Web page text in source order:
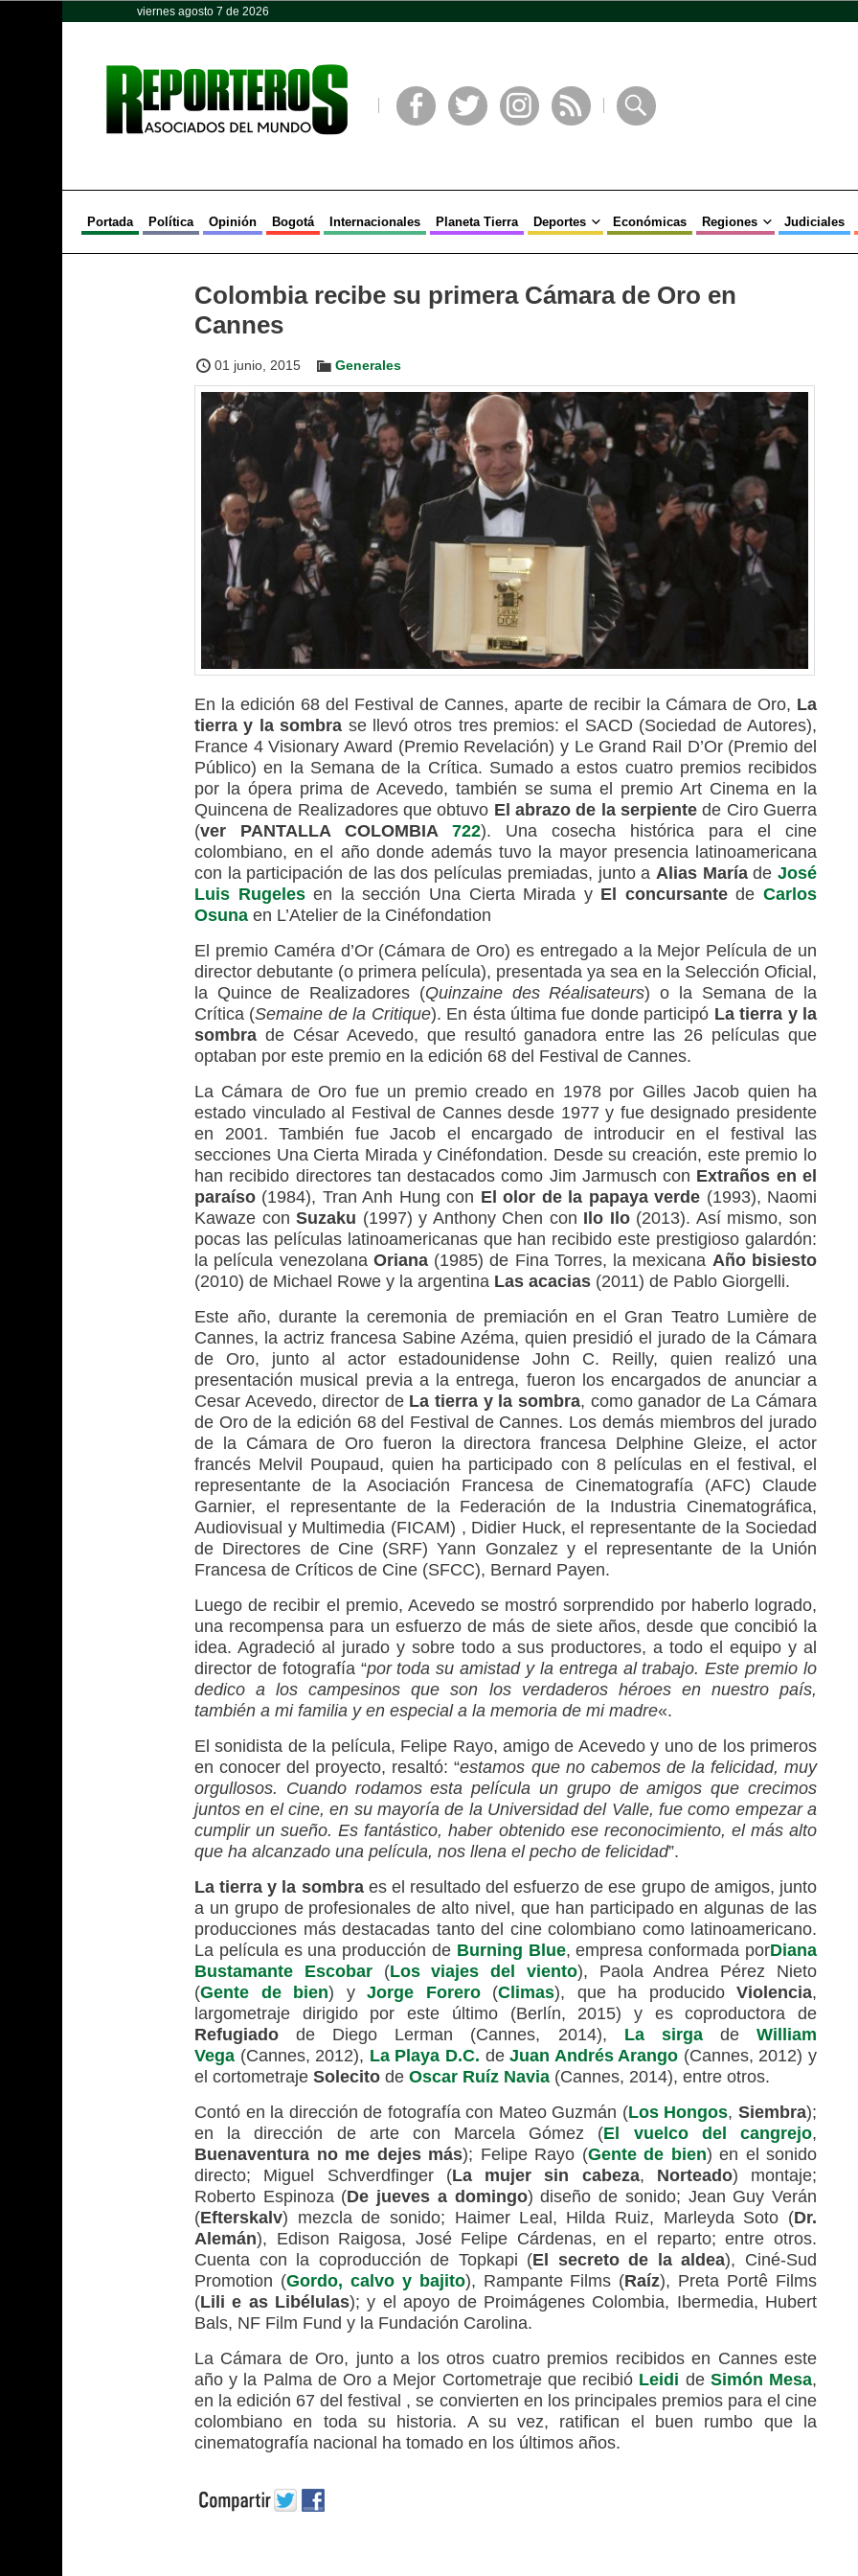
viernes agosto 7 de 2026
Portada Política Opinión Bogotá Internacionales Planeta Tierra Deportes Económicas Regiones Judiciales
Colombia recibe su primera Cámara de Oro en
Cannes
01 junio, 2015 Generales
En la edición 68 del Festival de Cannes, aparte de recibir la Cámara de Oro, La
tierra y la sombra se llevó otros tres premios: el SACD (Sociedad de Autores),
France 4 Visionary Award (Premio Revelación) y Le Grand Rail D’Or (Premio del
Público) en la Semana de la Crítica. Sumado a estos cuatro premios recibidos
por la ópera prima de Acevedo, también se suma el premio Art Cinema en la
Quincena de Realizadores que obtuvo El abrazo de la serpiente de Ciro Guerra
(ver PANTALLA COLOMBIA 722). Una cosecha histórica para el cine
colombiano, en el año donde además tuvo la mayor presencia latinoamericana
con la participación de las dos películas premiadas, junto a Alias MaríadeJosé
Luis Rugelesen la sección Una Cierta Mirada y El concursantedeCarlos
Osuna en L’Atelier de la Cinéfondation
El premio Caméra d’Or (Cámara de Oro) es entregado a la Mejor Película de un
director debutante (o primera película), presentada ya sea en la Selección Oficial,
la Quince de Realizadores (Quinzaine des Réalisateurs) o la Semana de la
Crítica (Semaine de la Critique). En ésta última fue donde participó La tierra y la
sombra de César Acevedo, que resultó ganadora entre las 26 películas que
optaban por este premio en la edición 68 del Festival de Cannes.
La Cámara de Oro fue un premio creado en 1978 por Gilles Jacob quien ha
estado vinculado al Festival de Cannes desde 1977 y fue designado presidente
en 2001. También fue Jacob el encargado de introducir en el festival las
secciones Una Cierta Mirada y Cinéfondation. Desde su creación, este premio lo
han recibido directores tan destacados como Jim Jarmusch con Extraños en el
paraíso (1984), Tran Anh Hung con El olor de la papaya verde (1993), Naomi
Kawaze conSuzaku (1997) y Anthony Chen con Ilo Ilo(2013). Así mismo, son
pocas las películas latinoamericanas que han recibido este prestigioso galardón:
la película venezolana Oriana(1985) de Fina Torres, la mexicana Año bisiesto
(2010) de Michael Rowe y la argentina Las acacias (2011) de Pablo Giorgelli.
Este año, durante la ceremonia de premiación en el Gran Teatro Lumière de
Cannes, la actriz francesa Sabine Azéma, quien presidió el jurado de la Cámara
de Oro, junto al actor estadounidense John C. Reilly, quien realizó una
presentación musical previa a la entrega, fueron los encargados de anunciar a
Cesar Acevedo, director de La tierra y la sombra, como ganador de La Cámara
de Oro de la edición 68 del Festival de Cannes. Los demás miembros del jurado
de la Cámara de Oro fueron la directora francesa Delphine Gleize, el actor
francés Melvil Poupaud, quien ha participado con 8 películas en el festival, el
representante de la Asociación Francesa de Cinematografía (AFC) Claude
Garnier, el representante de la Federación de la Industria Cinematográfica,
Audiovisual y Multimedia (FICAM) , Didier Huck, el representante de la Sociedad
de Directores de Cine (SRF) Yann Gonzalez y el representante de la Unión
Francesa de Críticos de Cine (SFCC), Bernard Payen.
Luego de recibir el premio, Acevedo se mostró sorprendido por haberlo logrado,
una recompensa para un esfuerzo de más de siete años, desde que concibió la
idea. Agradeció al jurado y sobre todo a sus productores, a todo el equipo y al
director de fotografía “por toda su amistad y la entrega al trabajo. Este premio lo
dedico a los campesinos que son los verdaderos héroes en nuestro país,
también a mi familia y en especial a la memoria de mi madre«.
El sonidista de la película, Felipe Rayo, amigo de Acevedo y uno de los primeros
en conocer del proyecto, resaltó: “estamos que no cabemos de la felicidad, muy
orgullosos. Cuando rodamos esta película un grupo de amigos que crecimos
juntos en el cine, en su mayoría de la Universidad del Valle, fue como empezar a
cumplir un sueño. Es fantástico, haber obtenido ese reconocimiento, el más alto
que ha alcanzado una película, nos llena el pecho de felicidad”.
La tierra y la sombra es el resultado del esfuerzo de ese grupo de amigos, junto
a un grupo de profesionales de alto nivel, que han participado en algunas de las
producciones más destacadas tanto del cine colombiano como latinoamericano.
La película es una producción de Burning Blue, empresa conformada porDiana
Bustamante Escobar(Los viajes del viento), Paola Andrea Pérez Nieto
(Gente de bien) y Jorge Forero(Climas), que ha producido Violencia,
largometraje dirigido por este último (Berlín, 2015) y es coproductora de
Refugiado de Diego Lerman (Cannes, 2014), La sirgadeWilliam
Vega (Cannes, 2012), La Playa D.C. deJuan Andrés Arango (Cannes, 2012) y
el cortometraje Solecito de Oscar Ruíz Navia (Cannes, 2014), entre otros.
Contó en la dirección de fotografía con Mateo Guzmán (Los Hongos,Siembra);
en la dirección de arte con Marcela Gómez (El vuelco del cangrejo,
Buenaventura no me dejes más); Felipe Rayo (Gente de bien) en el sonido
directo; Miguel Schverdfinger (La mujer sin cabeza, Norteado) montaje;
Roberto Espinoza (De jueves a domingo) diseño de sonido; Jean Guy Verán
(Efterskalv) mezcla de sonido; Haimer Leal, Hilda Ruiz, Marleyda Soto (Dr.
Alemán), Edison Raigosa, José Felipe Cárdenas, en el reparto; entre otros.
Cuenta con la coproducción de Topkapi (El secreto de la aldea), Ciné-Sud
Promotion (Gordo, calvo y bajito), Rampante Films (Raíz), Preta Portê Films
(Lili e as Libélulas); y el apoyo de Proimágenes Colombia, Ibermedia, Hubert
Bals, NF Film Fund y la Fundación Carolina.
La Cámara de Oro, junto a los otros cuatro premios recibidos en Cannes este
año y la Palma de Oro a Mejor Cortometraje que recibió Leidi de Simón Mesa,
en la edición 67 del festival , se convierten en los principales premios para el cine
colombiano en toda su historia. A su vez, ratifican el buen rumbo que la
cinematografía nacional ha tomado en los últimos años.
Opinión Política